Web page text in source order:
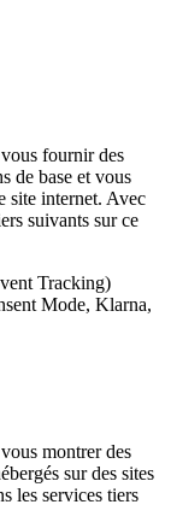
fournir des
de base et vous
site internet. Avec
suivants sur ce
Tracking)
Mode, Klarna,
montrer des
sur des sites
les services tiers